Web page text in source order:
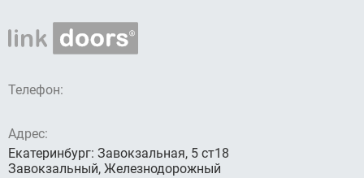
Телефон:
Адрес:
Екатеринбург: Завокзальная, 5 ст18
Завокзальный, Железнодорожный